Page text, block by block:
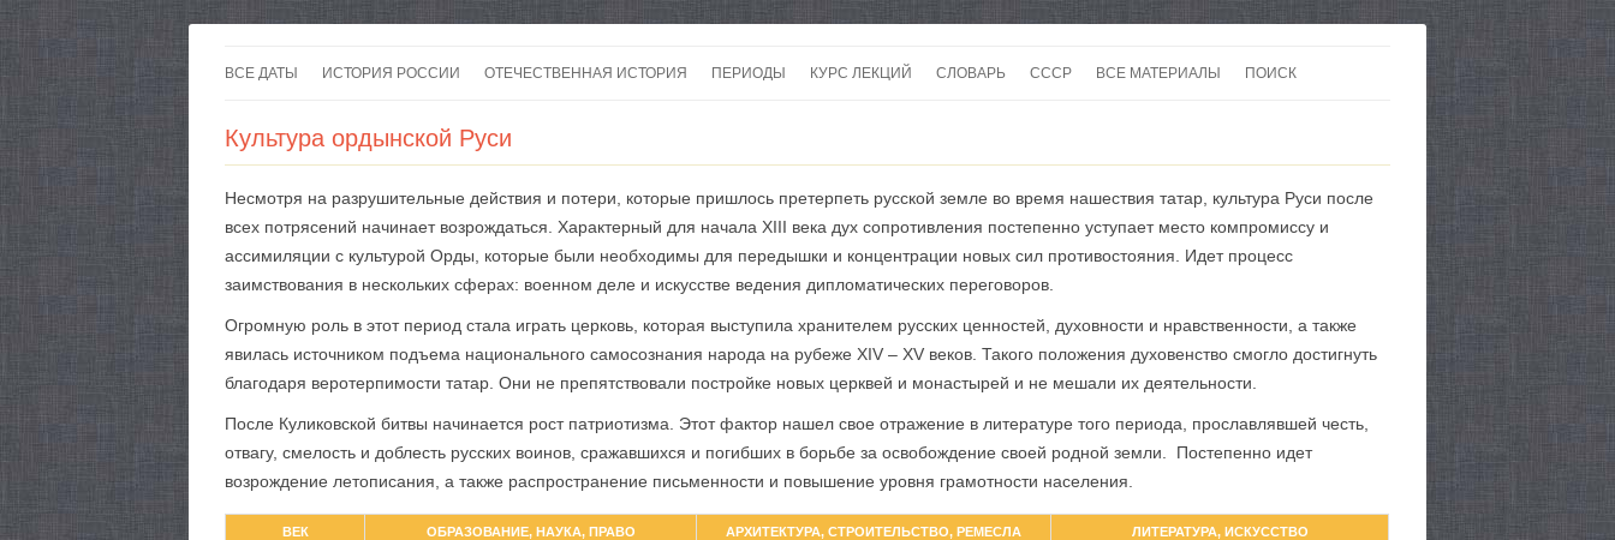
к
ВСЕ ДАТЫ ИСТОРИЯ РОССИИ ОТЕЧЕСТВЕННАЯ ИСТОРИЯ ПЕРИОДЫ КУРС ЛЕКЦИЙ СЛОВАРЬ СССР
ВОЙНЫ
ВСЕ МАТЕРИАЛЫ
КАРТЫ
ПОИСК
Культура ордынской Руси
Несмотря на разрушительные действия и потери, которые пришлось претерпеть русской земле во время нашествия татар, культура Руси после
всех потрясений начинает возрождаться. Характерный для начала XIII века дух сопротивления постепенно уступает место компромиссу и
ассимиляции с культурой Орды, которые были необходимы для передышки и концентрации новых сил противостояния. Идет процесс
заимствования в нескольких сферах: военном деле и искусстве ведения дипломатических переговоров.
Огромную роль в этот период стала играть церковь, которая выступила хранителем русских ценностей, духовности и нравственности, а также
явилась источником подъема национального самосознания народа на рубеже XIV – XV веков. Такого положения духовенство смогло достигнуть
благодаря веротерпимости татар. Они не препятствовали постройке новых церквей и монастырей и не мешали их деятельности.
После Куликовской битвы начинается рост патриотизма. Этот фактор нашел свое отражение в литературе того периода, прославлявшей честь,
отвагу, смелость и доблесть русских воинов, сражавшихся и погибших в борьбе за освобождение своей родной земли. Постепенно идет
возрождение летописания, а также распространение письменности и повышение уровня грамотности населения.
ВЕК ОБРАЗОВАНИЕ, НАУКА, ПРАВО АРХИТЕКТУРА, СТРОИТЕЛЬСТВО, РЕМЕСЛА ЛИТЕРАТУРА, ИСКУССТВО